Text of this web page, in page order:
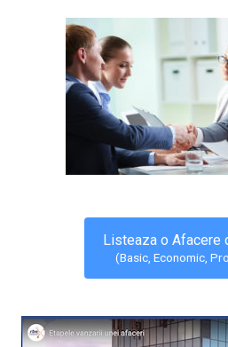
Listeaza o Afacere
(Basic, Economic,